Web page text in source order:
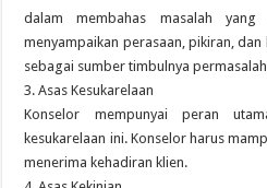
dalam membahas masalah
menyampaikan perasaan, pikiran,
sebagai sumber timbulnya
3. Asas Kesukarelaan
Konselor mempunyai peran
kesukarelaan ini. Konselor harus
menerima kehadiran klien.